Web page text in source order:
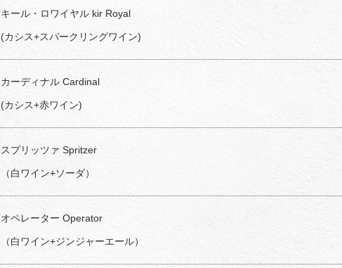
キール・ロワイヤル kir Royal
(カシス+スパークリングワイン)
カーディナル Cardinal
(カシス+赤ワイン)
スプリッツァ Spritzer
（白ワイン+ソーダ）
オペレーター Operator
（白ワイン+ジンジャーエール）